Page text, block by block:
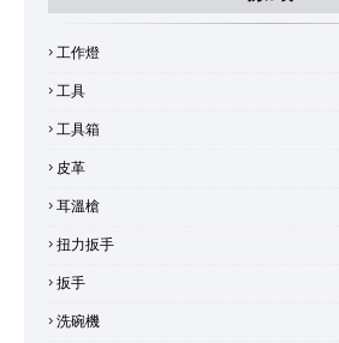
工作燈
工具
工具箱
皮革
耳溫槍
扭力扳手
扳手
洗碗機